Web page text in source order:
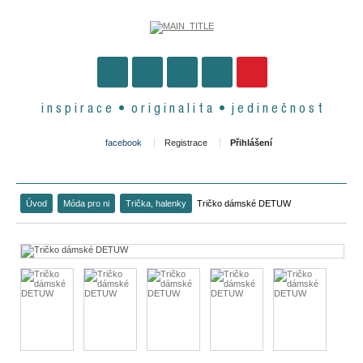
i n s p i r a c e • o r i g i n a l i t a • j e d i n e č n o s t
facebook Registrace Přihlášení
Úvod Móda pro ni Trička, halenky Tričko dámské DETUW